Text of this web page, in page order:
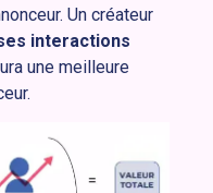
Un créateur
interactions
une meilleure